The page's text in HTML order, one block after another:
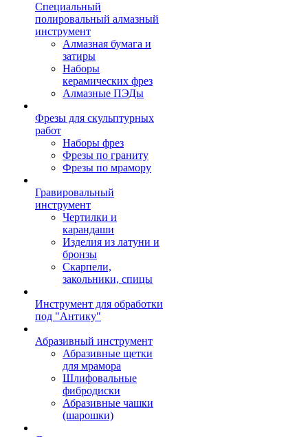
Специальный
полировальный алмазный
инструмент
Алмазная бумага и
затиры
Наборы
керамических фрез
Алмазные ПЭДы
Фрезы для скульптурных
работ
Наборы фрез
Фрезы по граниту
Фрезы по мрамору
Гравировальный
инструмент
Чертилки и
карандаши
Изделия из латуни и
бронзы
Скарпели,
закольники, спицы
Инструмент для обработки
под "Антику"
Абразивный инструмент
Абразивные щетки
для мрамора
Шлифовальные
фибродиски
Абразивные чашки
(шарошки)